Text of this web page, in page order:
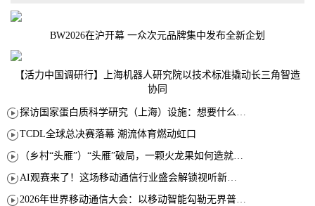
BW2026在沪开幕 一众次元品牌集中发布全新企划
【活力中国调研行】上海机器人研究院以技术标准撬动长三角智造
协同
探访国家蛋白质科学研究（上海）设施：想要什么蛋白 AI直接设计合成
TCDL全球总决赛落幕 潮流体育燃动虹口
（乡村“头雁”）“头雁”破局，一颗火龙果如何造就沪上乡村特色产业化路径
AI观赛来了！这场移动通信行业盛会解锁视听新玩法
2026年世界移动通信大会：以移动智能勾勒无界普惠新愿景